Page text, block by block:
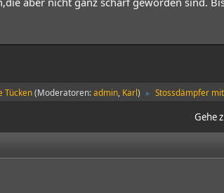
Tücken(Moderatoren:admin Karl) ► Stossdämpfer
Gehe